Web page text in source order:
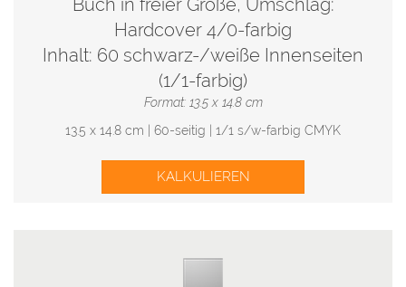
Buch in freier Größe, Umschlag:
Hardcover 4/0-farbig
Inhalt: 60 schwarz-/weiße Innenseiten
(1/1-farbig)
Format: 13.5 x 14.8 cm
13.5 x 14.8 cm | 60-seitig | 1/1 s/w-farbig CMYK
KALKULIEREN